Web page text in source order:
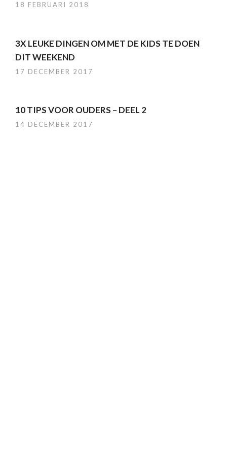
18 FEBRUARI 2018
3X LEUKE DINGEN OM MET DE KIDS TE DOEN
DIT WEEKEND
17 DECEMBER 2017
10 TIPS VOOR OUDERS – DEEL 2
14 DECEMBER 2017